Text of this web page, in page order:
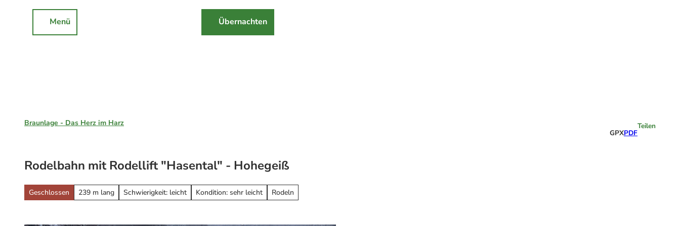
Menü
Sankt Andreasberg
Hohegeiß
Nationalpark Harz
Erleben
Alle Erlebnisse
Wandern
Übernachten
Braunlage - Das Herz im Harz
GPXPDF
Teilen
Rodelbahn mit Rodellift "Hasental" - Hohegeiß
Geschlossen 239 m lang Schwierigkeit: leicht Kondition: sehr leicht Rodeln